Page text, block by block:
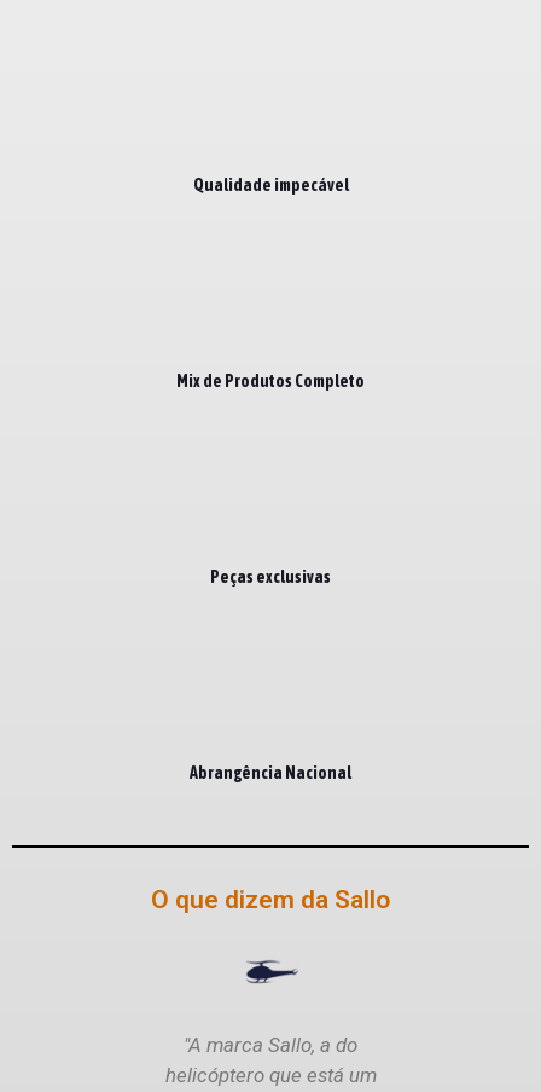
Qualidade impecável
Mix de Produtos Completo
Peças exclusivas
Abrangência Nacional
O que dizem da Sallo
"A marca Sallo, a do
helicóptero que está um